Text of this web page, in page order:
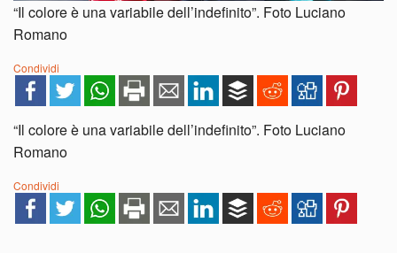
“Il colore è una variabile dell’indefinito”. Foto Luciano
Romano
Condividi
“Il colore è una variabile dell’indefinito”. Foto Luciano
Romano
Condividi